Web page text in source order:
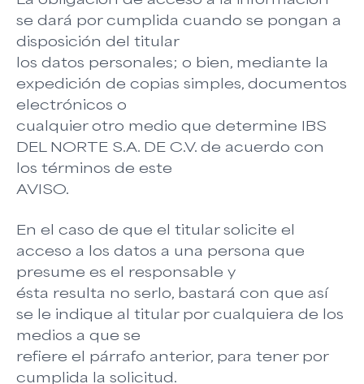
se dará por cumplida cuando se pongan a
disposición del titular
los datos personales; o bien, mediante la
expedición de copias simples, documentos
electrónicos o
cualquier otro medio que determine IBS
DEL NORTE S.A. DE C.V. de acuerdo con
los términos de este
AVISO.
En el caso de que el titular solicite el
acceso a los datos a una persona que
presume es el responsable y
ésta resulta no serlo, bastará con que así
se le indique al titular por cualquiera de los
medios a que se
refiere el párrafo anterior, para tener por
cumplida la solicitud.